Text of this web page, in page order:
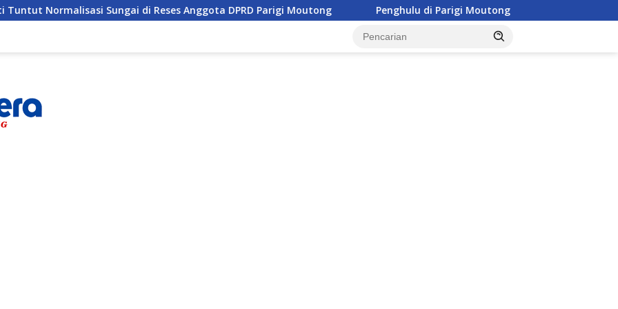
di Reses Anggota DPRD Parigi Moutong Penghulu di Parigi Moutong Diminta Aktif Cegah Perceraian dan KDRT